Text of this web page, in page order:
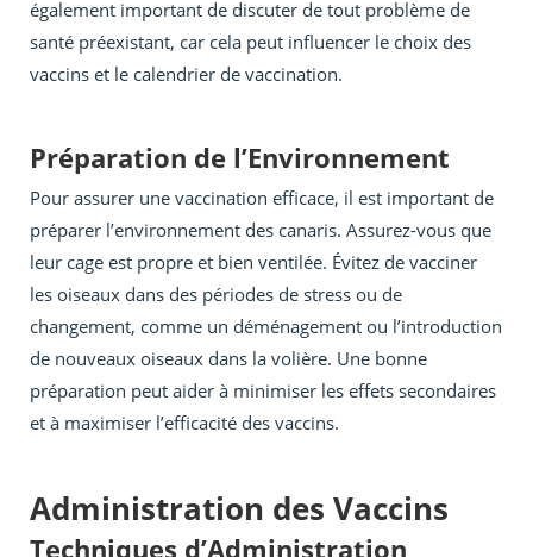
également important de discuter de tout problème de
santé préexistant, car cela peut influencer le choix des
vaccins et le calendrier de vaccination.
Préparation de l’Environnement
Pour assurer une vaccination efficace, il est important de
préparer l’environnement des canaris. Assurez-vous que
leur cage est propre et bien ventilée. Évitez de vacciner
les oiseaux dans des périodes de stress ou de
changement, comme un déménagement ou l’introduction
de nouveaux oiseaux dans la volière. Une bonne
préparation peut aider à minimiser les effets secondaires
et à maximiser l’efficacité des vaccins.
Administration des Vaccins
Techniques d’Administration